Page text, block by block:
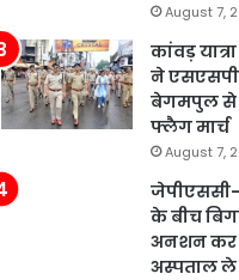
August 7,
कांवड़
ने
बेगमपुल से
फ्लैग मार्च
August 7,
के बीच
अनशन कर
अस्पताल ले